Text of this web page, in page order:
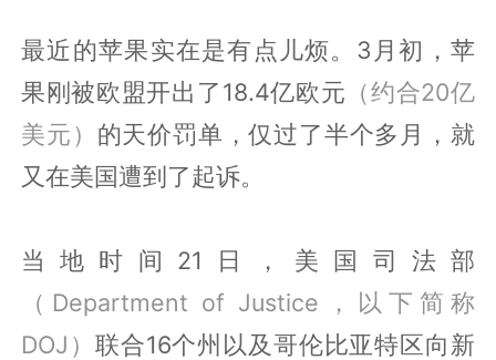
最近的苹果实在是有点儿烦。3月初，苹
果刚被欧盟开出了18.4亿欧元 （约合20亿
美元） 的天价罚单，仅过了半个多月，就
又在美国遭到了起诉。
当地时间21日，美国司法部
（Department of Justice，以下简称
DOJ） 联合16个州以及哥伦比亚特区向新